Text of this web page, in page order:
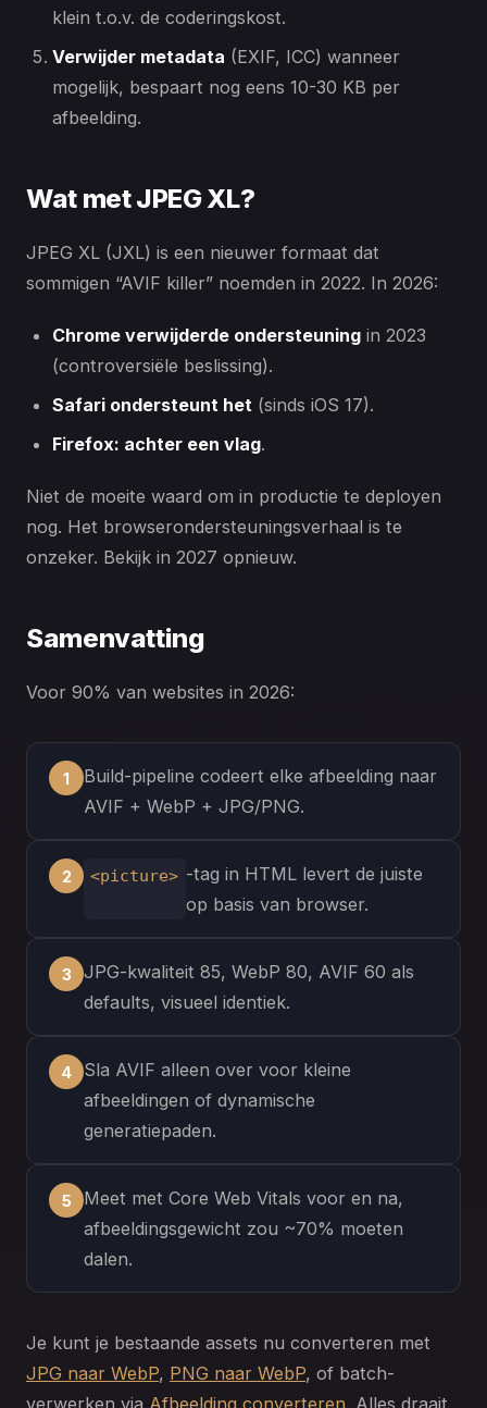
klein t.o.v. de coderingskost.
Verwijder metadata (EXIF, ICC) wanneer
mogelijk, bespaart nog eens 10-30 KB per
afbeelding.
Wat met JPEG XL?
JPEG XL (JXL) is een nieuwer formaat dat
sommigen “AVIF killer” noemden in 2022. In 2026:
Chrome verwijderde ondersteuning in 2023
(controversiële beslissing).
Safari ondersteunt het (sinds iOS 17).
Firefox: achter een vlag.
Niet de moeite waard om in productie te deployen
nog. Het browserondersteuningsverhaal is te
onzeker. Bekijk in 2027 opnieuw.
Samenvatting
Voor 90% van websites in 2026:
Build-pipeline codeert elke afbeelding naar
AVIF + WebP + JPG/PNG.
<picture> -tag in HTML levert de juiste
op basis van browser.
JPG-kwaliteit 85, WebP 80, AVIF 60 als
defaults, visueel identiek.
Sla AVIF alleen over voor kleine
afbeeldingen of dynamische
generatiepaden.
Meet met Core Web Vitals voor en na,
afbeeldingsgewicht zou ~70% moeten
dalen.
Je kunt je bestaande assets nu converteren met
JPG naar WebP, PNG naar WebP, of batch-